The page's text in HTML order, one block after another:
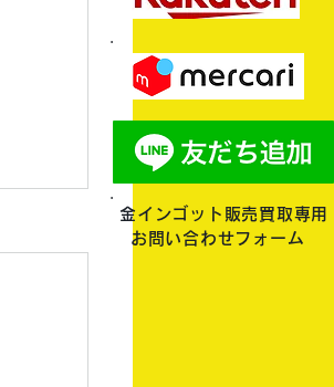
金インゴット販売買取専用
お問い合わせフォーム